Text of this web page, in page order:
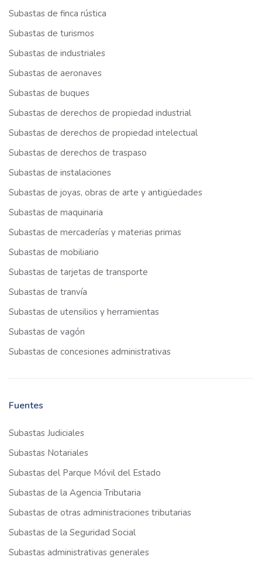
Subastas de finca rústica
Subastas de turismos
Subastas de industriales
Subastas de aeronaves
Subastas de buques
Subastas de derechos de propiedad industrial
Subastas de derechos de propiedad intelectual
Subastas de derechos de traspaso
Subastas de instalaciones
Subastas de joyas, obras de arte y antigüedades
Subastas de maquinaria
Subastas de mercaderías y materias primas
Subastas de mobiliario
Subastas de tarjetas de transporte
Subastas de tranvía
Subastas de utensilios y herramientas
Subastas de vagón
Subastas de concesiones administrativas
Fuentes
Subastas Judiciales
Subastas Notariales
Subastas del Parque Móvil del Estado
Subastas de la Agencia Tributaria
Subastas de otras administraciones tributarias
Subastas de la Seguridad Social
Subastas administrativas generales